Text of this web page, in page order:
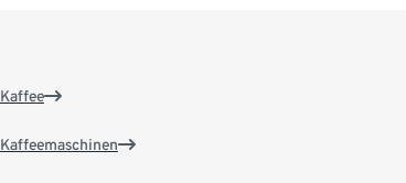
Kaffee
Kaffeemaschinen